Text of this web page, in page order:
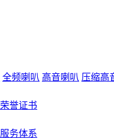
全频喇叭‌ 高音喇叭‌ 压缩高
荣誉证书
服务体系